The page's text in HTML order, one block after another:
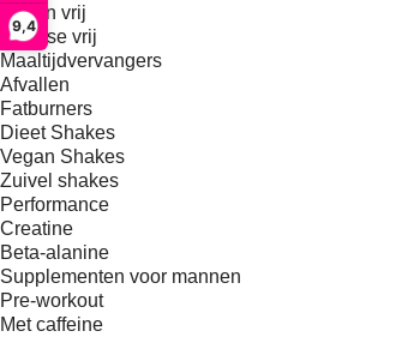
9,4
Gluten vrij
Lactose vrij
Maaltijdvervangers
Afvallen
Fatburners
Dieet Shakes
Vegan Shakes
Zuivel shakes
Performance
Creatine
Beta-alanine
Supplementen voor mannen
Pre-workout
Met caffeine